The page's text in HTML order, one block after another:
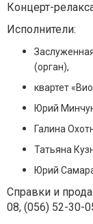
Концерт-
Исполнители:
(орган),
квартет
Юрий
Галина
Татьяна
Юрий
Справки и
08, (056) 52-30-